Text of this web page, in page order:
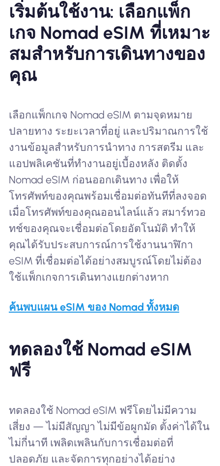
เริ่มต้นใช้งาน: เลือกแพ็ก
เกจ Nomad eSIM ที่เหมาะ
สมสำหรับการเดินทางของ
คุณ
เลือกแพ็กเกจ Nomad eSIM ตามจุดหมาย
ปลายทาง ระยะเวลาที่อยู่ และปริมาณการใช้
งานข้อมูลสำหรับการนำทาง การสตรีม และ
แอปพลิเคชันที่ทำงานอยู่เบื้องหลัง ติดตั้ง
Nomad eSIM ก่อนออกเดินทาง เพื่อให้
โทรศัพท์ของคุณพร้อมเชื่อมต่อทันทีที่ลงจอด
เมื่อโทรศัพท์ของคุณออนไลน์แล้ว สมาร์ทวอ
ทช์ของคุณจะเชื่อมต่อโดยอัตโนมัติ ทำให้
คุณได้รับประสบการณ์การใช้งานนาฬิกา
eSIM ที่เชื่อมต่อได้อย่างสมบูรณ์โดยไม่ต้อง
ใช้แพ็กเกจการเดินทางแยกต่างหาก
ค้นพบแผน eSIM ของ Nomad ทั้งหมด
ทดลองใช้ Nomad eSIM
ฟรี
ทดลองใช้ Nomad eSIM ฟรีโดยไม่มีความ
เสี่ยง — ไม่มีสัญญา ไม่มีข้อผูกมัด ตั้งค่าได้ใน
ไม่กี่นาที เพลิดเพลินกับการเชื่อมต่อที่
ปลอดภัย และจัดการทุกอย่างได้อย่าง